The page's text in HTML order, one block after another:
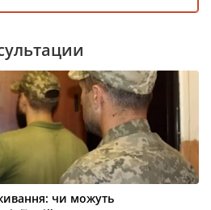
чи можуть